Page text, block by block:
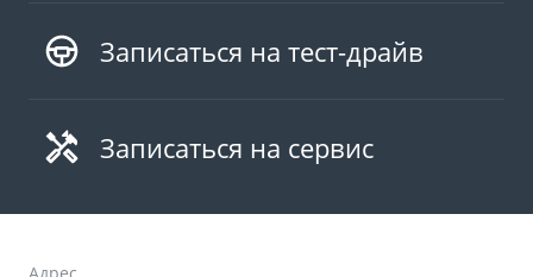
Записаться на тест-драйв
Записаться на сервис